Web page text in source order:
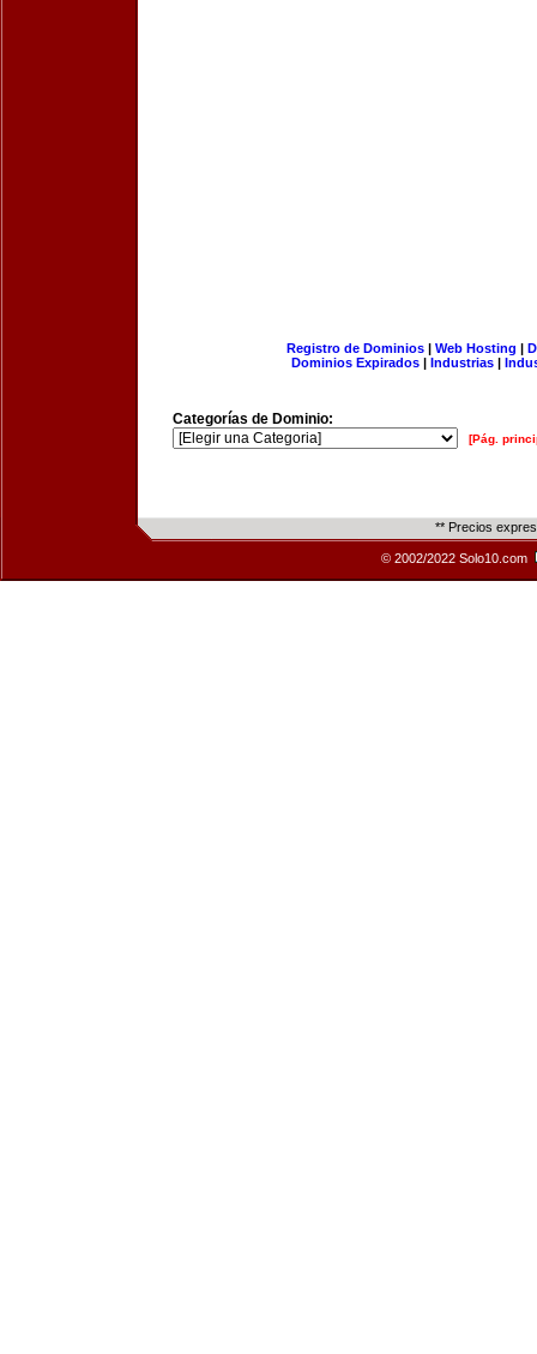
Registro de Dominios| Web Hosting |
Dominios Expirados | Industrias |
Categorías de Dominio:
[Pág.
** Precios
© 2002/2022 Solo10.com